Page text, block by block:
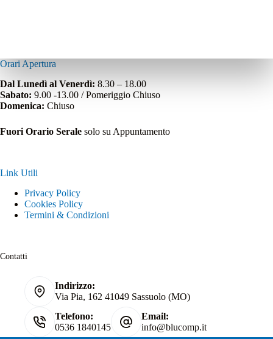
Orari Apertura
Dal Lunedì al Venerdì: 8.30 – 18.00
Sabato: 9.00 -13.00 / Pomeriggio Chiuso
Domenica: Chiuso
Fuori Orario Serale solo su Appuntamento
Link Utili
Privacy Policy
Cookies Policy
Termini & Condizioni
Contatti
Indirizzo:
Via Pia, 162 41049 Sassuolo (MO)
Telefono:
0536 1840145
Email:
info@blucomp.it